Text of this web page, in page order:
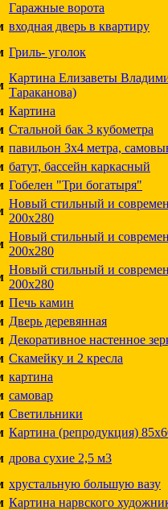
Гаражные ворота
входная дверь в квартиру
Гриль- уголок
Картина Елизаветы
Тараканова)
Картина
Стальной бак 3 кубометра
павильон 3х4 метра,
батут, бассейн каркасный
Гобелен "Три богатыря"
Новый стильный и
200х280
Новый стильный и
200х280
Новый стильный и
200х280
Печь камин
Дверь деревянная
Декоративное настенное
Скамейку и 2 кресла
картина
самовар
Светильники
Картина (репродукция)
дрова сухие 2,5 м3
хрустальную большую вазу
Картина нарвского